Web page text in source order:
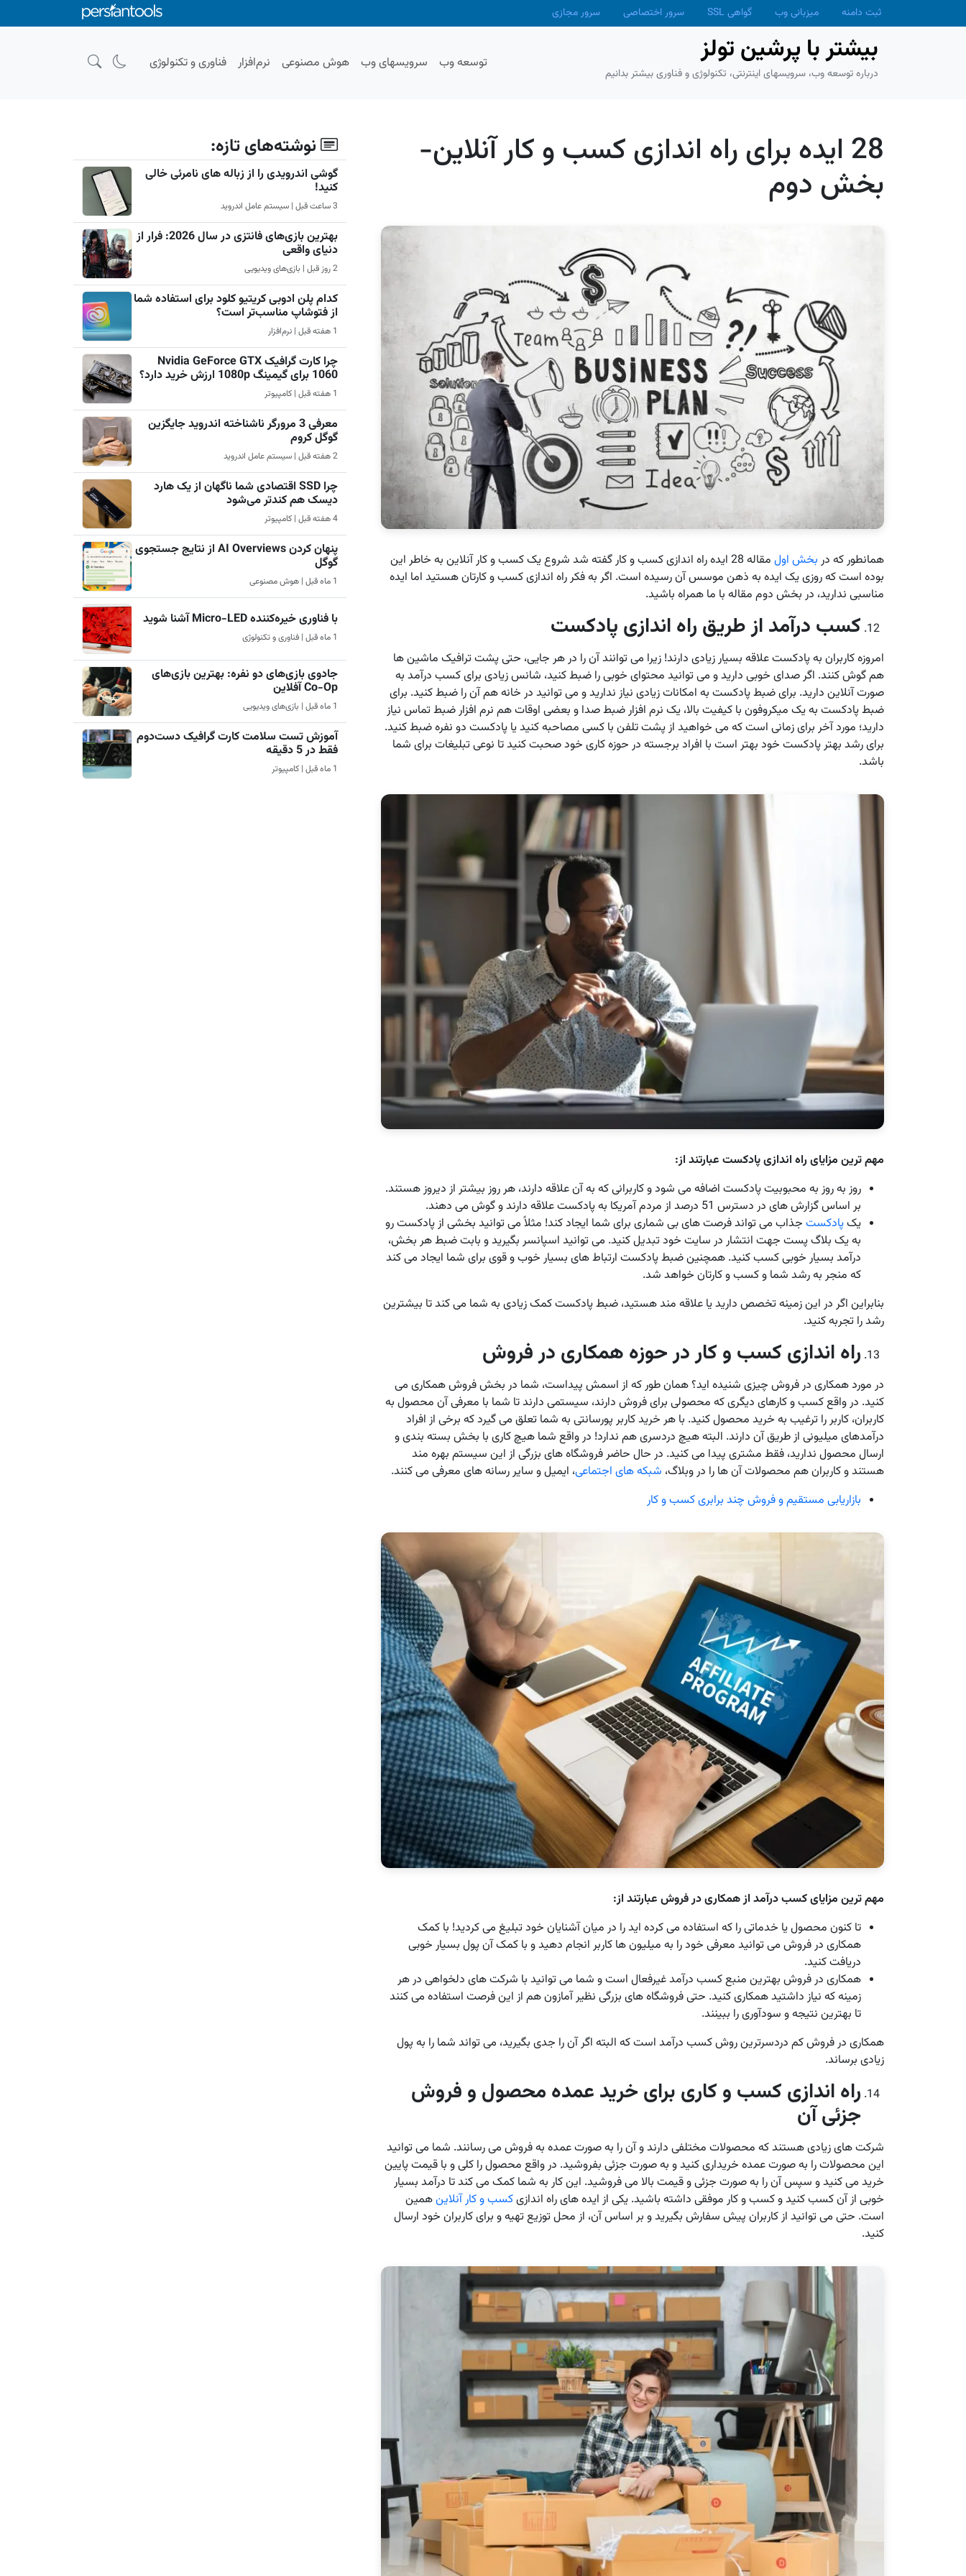
Skip to main contentثبت دامنه میزبانی وب گواهی SSL سرور اختصاصی سرور مجازی
بیشتر با پرشین تولز
درباره توسعه وب، سرویسهای اینترنتی، تکنولوژی و فناوری بیشتر بدانیم
توسعه وب سرویسهای وب هوش مصنوعی نرم‌افزار فناوری و تکنولوژی
28 ایده برای راه اندازی کسب و کار آنلاین-
بخش دوم
همانطور که در بخش اول
مقاله 28 ایده راه اندازی کسب و کار گفته شد شروع یک کسب و کار آنلاین به خاطر این
بوده است که روزی یک ایده به ذهن موسس آن رسیده است. اگر به فکر راه اندازی کسب و کارتان هستید اما ایده
مناسبی ندارید، در بخش دوم مقاله با ما همراه باشید.
کسب درآمد از طریق راه اندازی پادکست
امروزه کاربران به پادکست علاقه بسیار زیادی دارند! زیرا می توانند آن را در هر جایی، حتی پشت ترافیک ماشین ها
هم گوش کنند. اگر صدای خوبی دارید و می توانید محتوای خوبی را ضبط کنید، شانس زیادی برای کسب درآمد به
صورت آنلاین دارید. برای ضبط پادکست به امکانات زیادی نیاز ندارید و می توانید در خانه هم آن را ضبط کنید. برای
ضبط پادکست به یک میکروفون با کیفیت بالا، یک نرم افزار ضبط صدا و بعضی اوقات هم نرم افزار ضبط تماس نیاز
دارید؛ مورد آخر برای زمانی است که می خواهید از پشت تلفن با کسی مصاحبه کنید یا پادکست دو نفره ضبط کنید.
برای رشد بهتر پادکست خود بهتر است با افراد برجسته در حوزه کاری خود صحبت کنید تا نوعی تبلیغات برای شما
باشد.
مهم ترین مزایای راه اندازی پادکست عبارتند از:
روز به روز به محبوبیت پادکست اضافه می شود و کاربرانی که به آن علاقه دارند، هر روز بیشتر از دیروز هستند.
بر اساس گزارش های در دسترس 51 درصد از مردم آمریکا به پادکست علاقه دارند و گوش می دهند.
یکپادکست جذاب می تواند فرصت های بی شماری برای شما ایجاد کند! مثلاً می توانید بخشی از پادکست رو
به یک بلاگ پست جهت انتشار در سایت خود تبدیل کنید. می توانید اسپانسر بگیرید و بابت ضبط هر بخش،
درآمد بسیار خوبی کسب کنید. همچنین ضبط پادکست ارتباط های بسیار خوب و قوی برای شما ایجاد می کند
که منجر به رشد شما و کسب و کارتان خواهد شد.
بنابراین اگر در این زمینه تخصص دارید یا علاقه مند هستید، ضبط پادکست کمک زیادی به شما می کند تا بیشترین
رشد را تجربه کنید.
راه اندازی کسب و کار در حوزه همکاری در فروش
در مورد همکاری در فروش چیزی شنیده اید؟ همان طور که از اسمش پیداست، شما در بخش فروش همکاری می
کنید. در واقع کسب و کارهای دیگری که محصولی برای فروش دارند، سیستمی دارند تا شما با معرفی آن محصول به
کاربران، کاربر را ترغیب به خرید محصول کنید. با هر خرید کاربر پورسانتی به شما تعلق می گیرد که برخی از افراد
درآمدهای میلیونی از طریق آن دارند. البته هیچ دردسری هم ندارد! در واقع شما هیچ کاری با بخش بسته بندی و
ارسال محصول ندارید، فقط مشتری پیدا می کنید. در حال حاضر فروشگاه های بزرگی از این سیستم بهره مند
هستند و کاربران هم محصولات آن ها را در وبلاگ، شبکه های اجتماعی، ایمیل و سایر رسانه های معرفی می کنند.
بازاریابی مستقیم و فروش چند برابری کسب و کار
مهم ترین مزایای کسب درآمد از همکاری در فروش عبارتند از:
تا کنون محصول یا خدماتی را که استفاده می کرده اید را در میان آشنایان خود تبلیغ می کردید! با کمک
همکاری در فروش می توانید معرفی خود را به میلیون ها کاربر انجام دهید و با کمک آن پول بسیار خوبی
دریافت کنید.
همکاری در فروش بهترین منبع کسب درآمد غیرفعال است و شما می توانید با شرکت های دلخواهی در هر
زمینه که نیاز داشتید همکاری کنید. حتی فروشگاه های بزرگی نظیر آمازون هم از این فرصت استفاده می کنند
تا بهترین نتیجه و سودآوری را ببینند.
همکاری در فروش کم دردسرترین روش کسب درآمد است که البته اگر آن را جدی بگیرید، می تواند شما را به پول
زیادی برساند.
راه اندازی کسب و کاری برای خرید عمده محصول و فروش
جزئی آن
شرکت های زیادی هستند که محصولات مختلفی دارند و آن را به صورت عمده به فروش می رسانند. شما می توانید
این محصولات را به صورت عمده خریداری کنید و به صورت جزئی بفروشید. در واقع محصول را کلی و با قیمت پایین
خرید می کنید و سپس آن را به صورت جزئی و قیمت بالا می فروشید. این کار به شما کمک می کند تا درآمد بسیار
خوبی از آن کسب کنید و کسب و کار موفقی داشته باشید. یکی از ایده های راه اندازیکسب و کار آنلاینهمین
است. حتی می توانید از کاربران پیش سفارش بگیرید و بر اساس آن، از محل توزیع تهیه و برای کاربران خود ارسال
کنید.
نوشته‌های تازه:
گوشی اندرویدی را از زباله های نامرئی خالی
کنید!
3 ساعت قبل | سیستم عامل اندروید
بهترین بازی‌های فانتزی در سال 2026: فرار از
دنیای واقعی
2 روز قبل | بازی‌های ویدیویی
کدام پلن ادوبی کریتیو کلود برای استفاده شما
از فتوشاپ مناسب‌تر است؟
1 هفته قبل | نرم‌افزار
چرا کارت گرافیک Nvidia GeForce GTX
1060 برای گیمینگ 1080p ارزش خرید دارد؟
1 هفته قبل | کامپیوتر
معرفی 3 مرورگر ناشناخته اندروید جایگزین
گوگل کروم
2 هفته قبل | سیستم عامل اندروید
چرا SSD اقتصادی شما ناگهان از یک هارد
دیسک هم کندتر می‌شود
4 هفته قبل | کامپیوتر
پنهان کردن AI Overviews از نتایج جستجوی
گوگل
1 ماه قبل | هوش مصنوعی
با فناوری خیره‌کننده Micro-LED آشنا شوید
1 ماه قبل | فناوری و تکنولوژی
جادوی بازی‌های دو نفره: بهترین بازی‌های
Co-Op آفلاین
1 ماه قبل | بازی‌های ویدیویی
آموزش تست سلامت کارت گرافیک دست‌دوم
فقط در 5 دقیقه
1 ماه قبل | کامپیوتر